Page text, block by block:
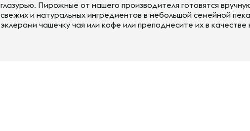
глазурью. Пирожные от нашего производителя готовятся
свежих и натуральных ингредиентов в небольшой семейной
эклерами чашечку чая или кофе или преподнесите их в качестве